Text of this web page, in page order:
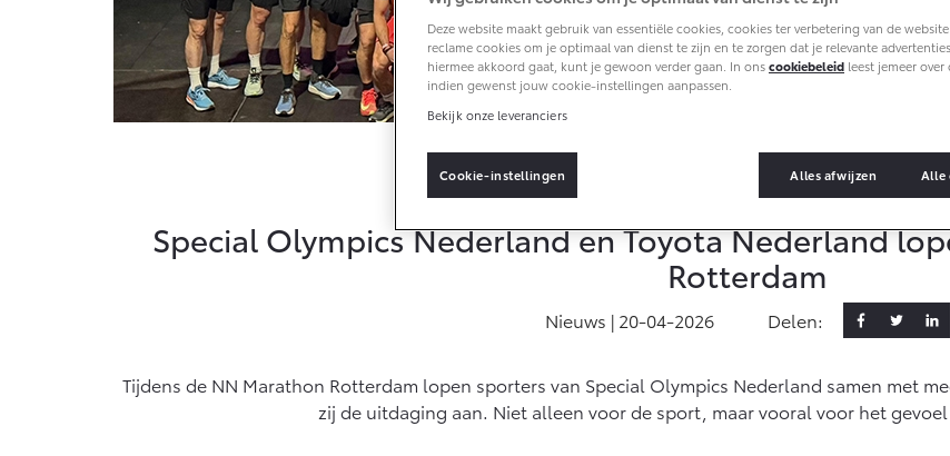
Connected
Connected Services
MyToyota login
Abonnementen
Samen over de finish
Special Olympics Nederland en Toyota Nederland
Rotterdam
Nieuws | 20-04-2026 Delen:
Tijdens de NN Marathon Rotterdam lopen sporters van Special Olympics Nederland samen met
zij de uitdaging aan. Niet alleen voor de sport, maar vooral voor het
Deze website maakt gebruik van essentiële cookies, cookies ter verbetering van de
reclame cookies om je optimaal van dienst te zijn en te zorgen dat je relevante
hiermee akkoord gaat, kunt je gewoon verder gaan. In onscookiebeleid leest jemeer
indien gewenst jouw cookie-instellingen aanpassen.
Bekijk onze leveranciers
Cookie-instellingen Alles afwijzen Alle